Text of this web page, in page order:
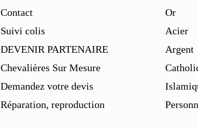
Contact
Suivi colis
DEVENIR PARTENAIRE
Chevalières Sur Mesure
Demandez votre devis
Réparation, reproduction
Or
Acier
Argent